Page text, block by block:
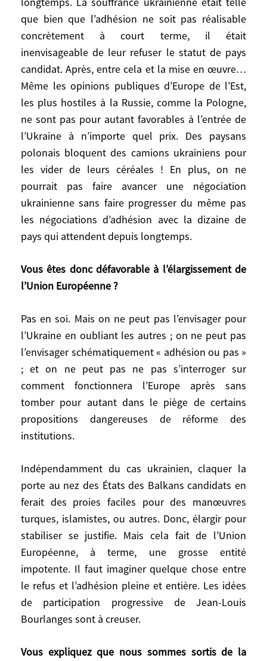
que bien que l’adhésion ne soit pas réalisable
concrètement à court terme, il était
inenvisageable de leur refuser le statut de pays
candidat. Après, entre cela et la mise en œuvre…
Même les opinions publiques d’Europe de l’Est,
les plus hostiles à la Russie, comme la Pologne,
ne sont pas pour autant favorables à l’entrée de
l’Ukraine à n’importe quel prix. Des paysans
polonais bloquent des camions ukrainiens pour
les vider de leurs céréales ! En plus, on ne
pourrait pas faire avancer une négociation
ukrainienne sans faire progresser du même pas
les négociations d’adhésion avec la dizaine de
pays qui attendent depuis longtemps.
Vous êtes donc défavorable à l’élargissement de
l’Union Européenne ?
Pas en soi. Mais on ne peut pas l’envisager pour
l’Ukraine en oubliant les autres ; on ne peut pas
l’envisager schématiquement « adhésion ou pas »
; et on ne peut pas ne pas s’interroger sur
comment fonctionnera l’Europe après sans
tomber pour autant dans le piège de certains
propositions dangereuses de réforme des
institutions.
Indépendamment du cas ukrainien, claquer la
porte au nez des États des Balkans candidats en
ferait des proies faciles pour des manœuvres
turques, islamistes, ou autres. Donc, élargir pour
stabiliser se justifie. Mais cela fait de l’Union
Européenne, à terme, une grosse entité
impotente. Il faut imaginer quelque chose entre
le refus et l’adhésion pleine et entière. Les idées
de participation progressive de Jean-Louis
Bourlanges sont à creuser.
Vous expliquez que nous sommes sortis de la
lointain à un grand accord de sécurité en
Europe qui ressemblerait aux accords
d’Helsinki, signés en 1975 entre
l’Amérique, l’Europe et l’URSS, pour que la
Russie soit contenue de façon crédible.
Mais cela supposerait qu’ait été
auparavant reparcouru – sans doute avec
un autre que Poutine – le chemin exploré
pendant la guerre froide : passer des
menaces d’anéantissement mutuel au
constat d’un risque insupportable, puis
aux négociations, à la coexistence
pacifique et finalement à la détente. On en
est pas là du tout !
Croyez-vous à l’hypothèse d’une adhésion
Il était impossible de ne pas la promettre
concrétiser avant longtemps. La souffrance
ukrainienne était telle que bien que
l’adhésion ne soit pas réalisable
concrètement à court terme, il était
inenvisageable de leur refuser le statut de
pays candidat. Après, entre cela et la mise
en œuvre… Même les opinions publiques
d’Europe de l’Est, les plus hostiles à la
Russie, comme la Pologne, ne sont pas
l’Ukraine à n’importe quel prix. Des
paysans polonais bloquent des camions
ukrainiens pour les vider de leurs céréales
! En plus, on ne pourrait pas faire avancer
une négociation ukrainienne sans faire
progresser du même pas les négociations
d’adhésion avec la dizaine de pays qui
attendent depuis longtemps.
Vous êtes donc défavorable à